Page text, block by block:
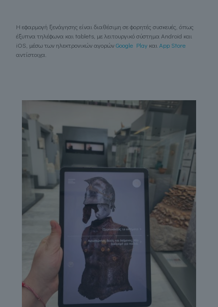
Η εφαρμογή ξενάγησης είναι διαθέσιμη σε φορητές συσκευές, όπως
έξυπνα τηλέφωνα και tablets, με λειτουργικό σύστημα Android και
iOS, μέσω των ηλεκτρονικών αγορώνGoogle Play και App Store
αντίστοιχα.